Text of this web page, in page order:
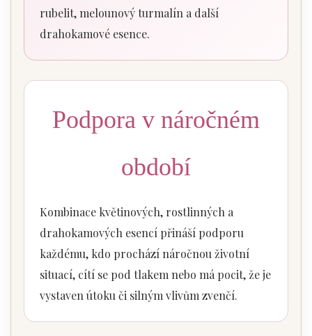
rubelit, melounový turmalín a další
drahokamové esence.
Podpora v náročném
období
Kombinace květinových, rostlinných a
drahokamových esencí přináší podporu
každému, kdo prochází náročnou životní
situací, cítí se pod tlakem nebo má pocit, že je
vystaven útoku či silným vlivům zvenčí.